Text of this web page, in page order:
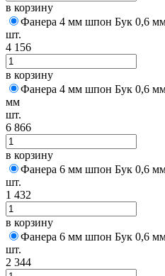
в корзину
Фанера 4 мм шпон Бук 0,6
шт.
4 156
в корзину
Фанера 4 мм шпон Бук 0,6
мм
шт.
6 866
в корзину
Фанера 6 мм шпон Бук 0,6
шт.
1 432
в корзину
Фанера 6 мм шпон Бук 0,6
шт.
2 344